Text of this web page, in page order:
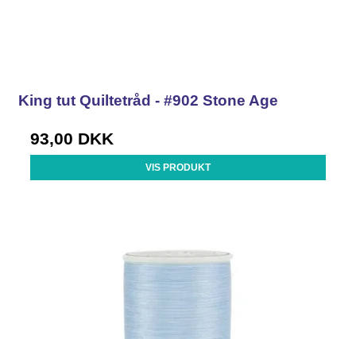
King tut Quiltetråd - #902 Stone Age
93,00 DKK
VIS PRODUKT